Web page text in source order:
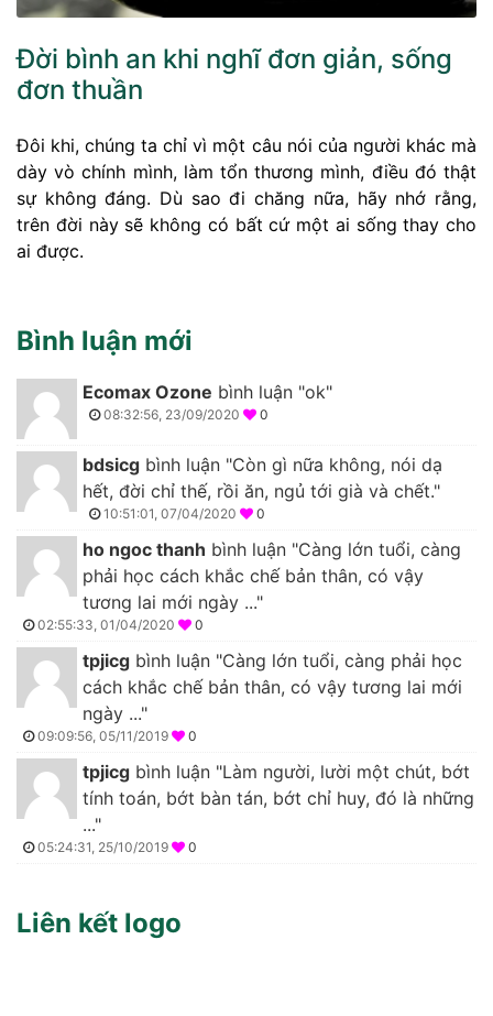
Đời bình an khi nghĩ đơn giản, sống
đơn thuần
Đôi khi, chúng ta chỉ vì một câu nói của người khác mà
dày vò chính mình, làm tổn thương mình, điều đó thật
sự không đáng. Dù sao đi chăng nữa, hãy nhớ rằng,
trên đời này sẽ không có bất cứ một ai sống thay cho
ai được.
Bình luận mới
Ecomax Ozone bình luận "ok"
08:32:56, 23/09/2020 0
bdsicg bình luận "Còn gì nữa không, nói dạ
hết, đời chỉ thế, rồi ăn, ngủ tới già và chết."
10:51:01, 07/04/2020 0
ho ngoc thanh bình luận "Càng lớn tuổi, càng
phải học cách khắc chế bản thân, có vậy
tương lai mới ngày ..."
02:55:33, 01/04/2020 0
tpjicg bình luận "Càng lớn tuổi, càng phải học
cách khắc chế bản thân, có vậy tương lai mới
ngày ..."
09:09:56, 05/11/2019 0
tpjicg bình luận "Làm người, lười một chút, bớt
tính toán, bớt bàn tán, bớt chỉ huy, đó là những
..."
05:24:31, 25/10/2019 0
Liên kết logo